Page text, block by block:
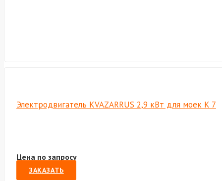
Электродвигатель KVAZARRUS 2,9 кВт для моек K 7
Цена по запросу
ЗАКАЗАТЬ